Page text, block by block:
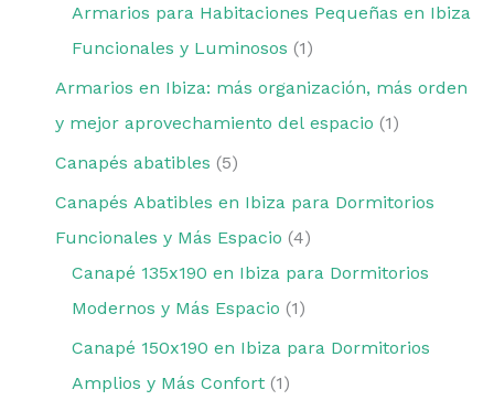
Armarios para Habitaciones Pequeñas en Ibiza
Funcionales y Luminosos
1
Armarios en Ibiza: más organización, más orden
y mejor aprovechamiento del espacio
1
Canapés abatibles
5
Canapés Abatibles en Ibiza para Dormitorios
Funcionales y Más Espacio 4
Canapé 135x190 en Ibiza para Dormitorios
Modernos y Más Espacio
1
Canapé 150x190 en Ibiza para Dormitorios
Amplios y Más Confort 1